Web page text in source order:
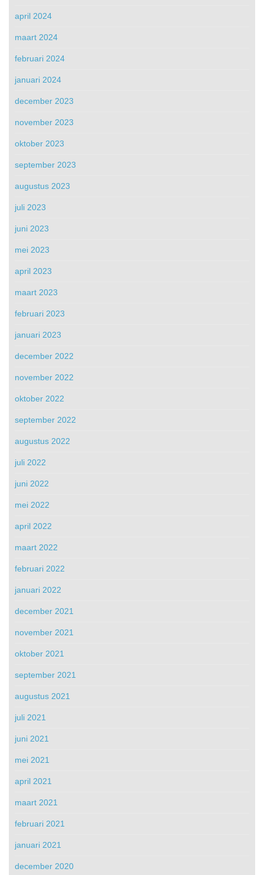
april 2024
maart 2024
februari 2024
januari 2024
december 2023
november 2023
oktober 2023
september 2023
augustus 2023
juli 2023
juni 2023
mei 2023
april 2023
maart 2023
februari 2023
januari 2023
december 2022
november 2022
oktober 2022
september 2022
augustus 2022
juli 2022
juni 2022
mei 2022
april 2022
maart 2022
februari 2022
januari 2022
december 2021
november 2021
oktober 2021
september 2021
augustus 2021
juli 2021
juni 2021
mei 2021
april 2021
maart 2021
februari 2021
januari 2021
december 2020